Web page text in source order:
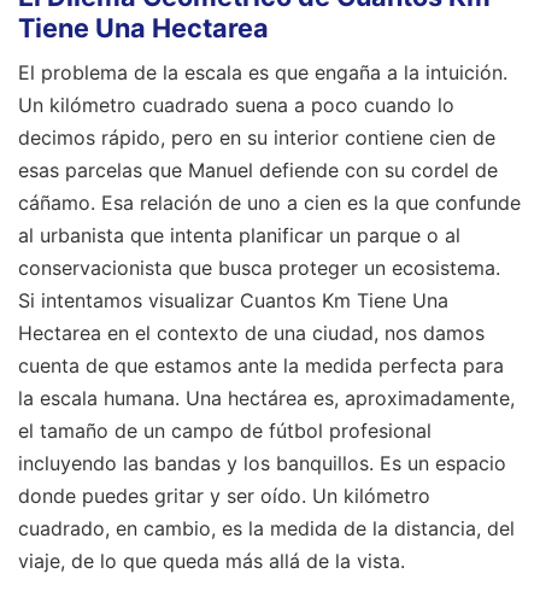
Tiene Una Hectarea
El problema de la escala es que engaña a la intuición.
Un kilómetro cuadrado suena a poco cuando lo
decimos rápido, pero en su interior contiene cien de
esas parcelas que Manuel defiende con su cordel de
cáñamo. Esa relación de uno a cien es la que confunde
al urbanista que intenta planificar un parque o al
conservacionista que busca proteger un ecosistema.
Si intentamos visualizar Cuantos Km Tiene Una
Hectarea en el contexto de una ciudad, nos damos
cuenta de que estamos ante la medida perfecta para
la escala humana. Una hectárea es, aproximadamente,
el tamaño de un campo de fútbol profesional
incluyendo las bandas y los banquillos. Es un espacio
donde puedes gritar y ser oído. Un kilómetro
cuadrado, en cambio, es la medida de la distancia, del
viaje, de lo que queda más allá de la vista.